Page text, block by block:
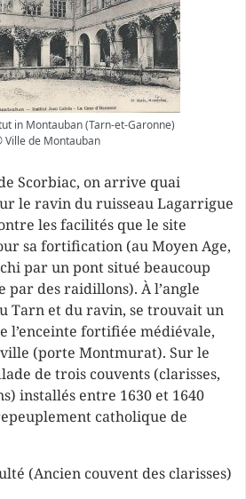
in Montauban (Tarn-et-Garonne)
Ville de Montauban
Scorbiac, on arrive quai
le ravin du ruisseau Lagarrigue
les facilités que le site
sa fortification (au Moyen Age,
par un pont situé beaucoup
par des raidillons). À l’angle
Tarn et du ravin, se trouvait un
l’enceinte fortifiée médiévale,
(porte Montmurat). Sur le
de trois couvents (clarisses,
installés entre 1630 et 1640
catholique de
(Ancien couvent des clarisses)